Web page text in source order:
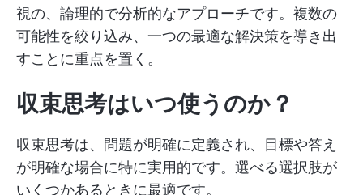
視の、論理的で分析的なアプローチです。複数の
可能性を絞り込み、一つの最適な解決策を導き出
すことに重点を置く。
収束思考はいつ使うのか？
収束思考は、問題が明確に定義され、目標や答え
が明確な場合に特に実用的です。選べる選択肢が
いくつかあるときに最適です。